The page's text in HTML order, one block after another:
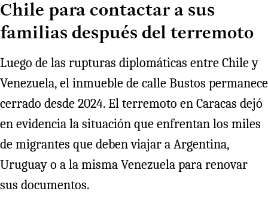
Chile para contactar a sus
familias después del terremoto
Luego de las rupturas diplomáticas entre Chile y
Venezuela, el inmueble de calle Bustos permanece
cerrado desde 2024. El terremoto en Caracas dejó
en evidencia la situación que enfrentan los miles
de migrantes que deben viajar a Argentina,
Uruguay o a la misma Venezuela para renovar
sus documentos.